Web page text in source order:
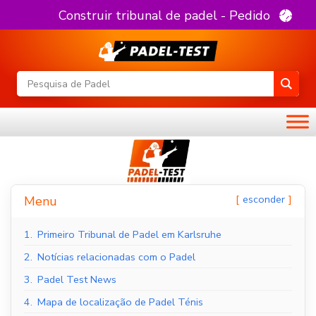
Construir tribunal de padel - Pedido
Menu esconder
1. Primeiro Tribunal de Padel em Karlsruhe
2. Notícias relacionadas com o Padel
3. Padel Test News
4. Mapa de localização de Padel Ténis